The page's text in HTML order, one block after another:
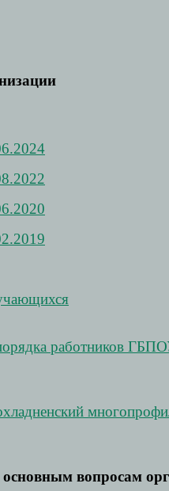
работников
вопросам